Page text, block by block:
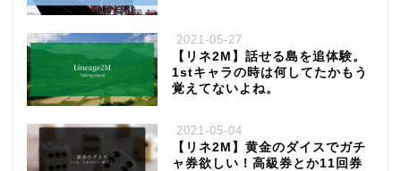
2021-05-27
【リネ2M】話せる島を追体験。
1stキャラの時は何してたかもう
覚えてないよね。
2021-05-04
【リネ2M】黄金のダイスでガチ
ャ券欲しい！高級券とか11回券